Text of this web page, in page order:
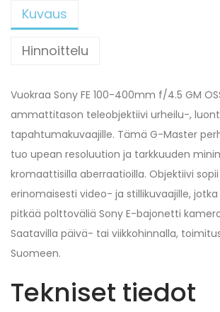
Kuvaus
Hinnoittelu
Vuokraa Sony FE 100-400mm f/4.5 GM
ammattitason teleobjektiivi urheilu-,
tapahtumakuvaajille. Tämä G-Master
tuo upean resoluution ja tarkkuuden
kromaattisilla aberraatioilla. Objektiivi sopii
erinomaisesti video- ja stillikuvaajille,
pitkää polttoväliä Sony E-bajonetti
Saatavilla päivä- tai viikkohinnalla,
Suomeen.
Tekniset tiedot